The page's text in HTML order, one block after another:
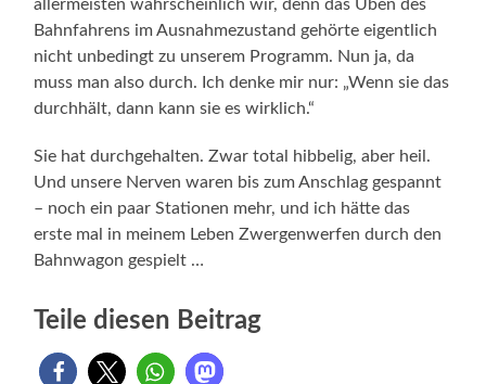
allermeisten wahrscheinlich wir, denn das Üben des
Bahnfahrens im Ausnahmezustand gehörte eigentlich
nicht unbedingt zu unserem Programm. Nun ja, da
muss man also durch. Ich denke mir nur: „Wenn sie das
durchhält, dann kann sie es wirklich.“
Sie hat durchgehalten. Zwar total hibbelig, aber heil.
Und unsere Nerven waren bis zum Anschlag gespannt
– noch ein paar Stationen mehr, und ich hätte das
erste mal in meinem Leben Zwergenwerfen durch den
Bahnwagon gespielt …
Teile diesen Beitrag